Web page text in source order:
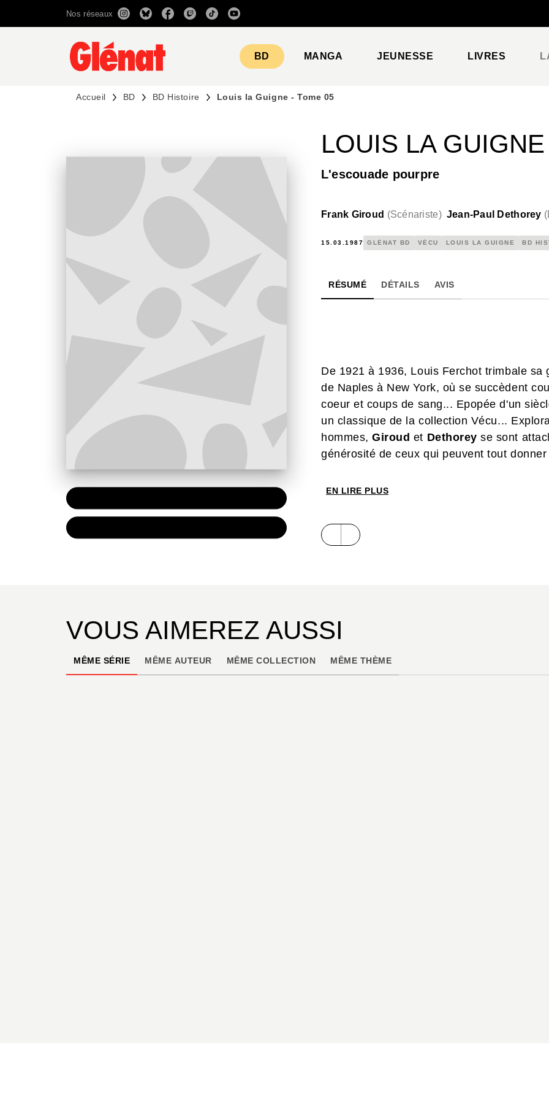
RECHERCHE CONTENU
Nos réseaux
BD MANGA JEUNESSE LIVRES
Accueil BD BD Histoire Louis la Guigne - Tome 05
LOUIS LA
L'escouade pourpre
Frank Giroud (Scénariste) Jean-Paul Dethorey (
15.03.1987 GLÉNAT BD VÉCU LOUIS LA GUIGNE BD
RÉSUMÉ DÉTAILS AVIS
De 1921 à 1936, Louis Ferchot trimbale
de Naples à New York, où se succèdent
coeur et coups de sang... Epopée d'un
un classique de la collection Vécu...
hommes,Giroud et Dethorey se sont
générosité de ceux qui peuvent tout
EN LIRE PLUS
VOUS AIMEREZ AUSSI
MÊME SÉRIE MÊME AUTEUR MÊME COLLECTION MÊME THÈME